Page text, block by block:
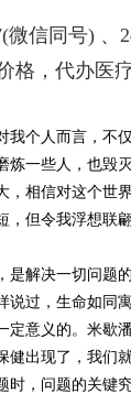
(微信同号) 、
格，代办医
个人而言，不
一些人，也毁灭
相信对这个世
但令我浮想联
解决一切问题
过，生命如同
意义的。米歇
出现了，我们
，问题的关键